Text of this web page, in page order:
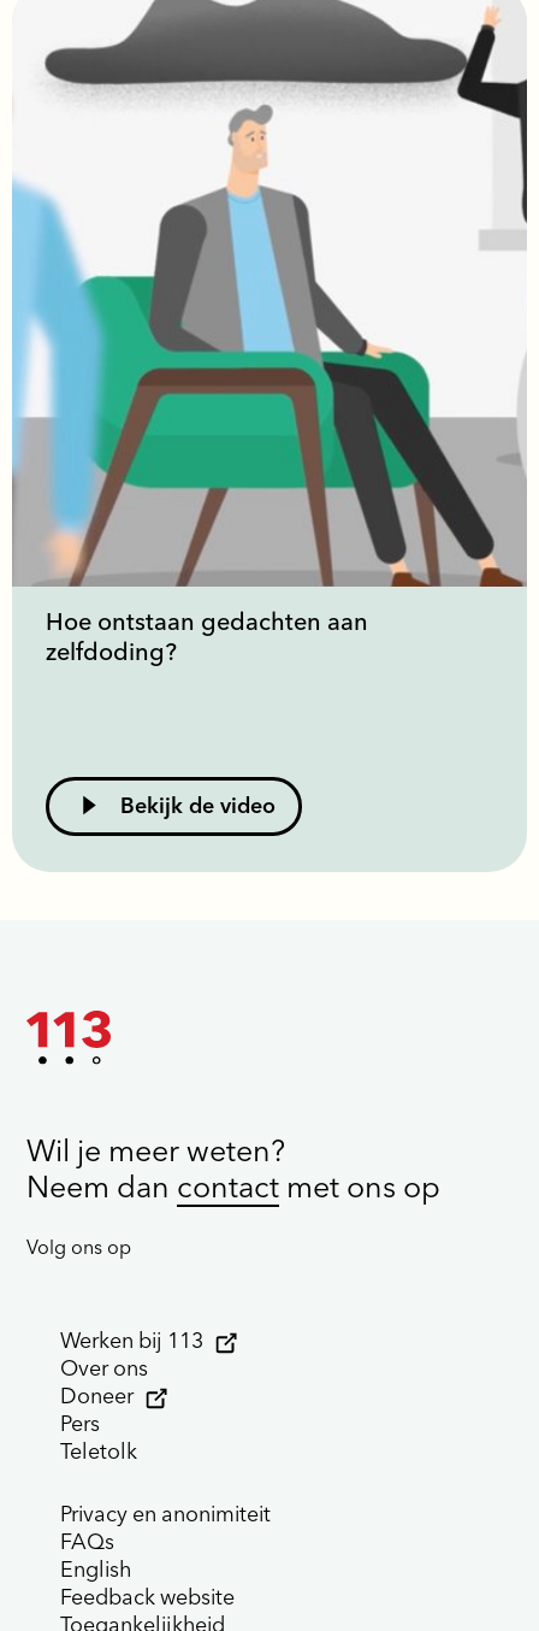
Hoe ontstaan gedachten aan
zelfdoding?
Bekijk de video
Wil je meer weten?
Neem dan contact met ons op
Volg ons op
Werken bij 113
Over ons
Doneer
Pers
Teletolk
Privacy en anonimiteit
FAQs
English
Feedback website
Toegankelijkheid